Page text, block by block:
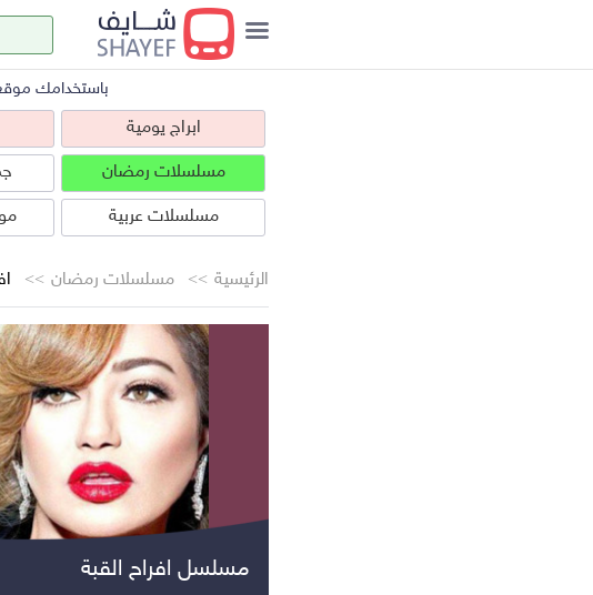
ابراج يومية
باستخدامك
ابراج يومية
مسلسلات رمضان
مسلسلات عربية
الرئيسية مسلسلات رمضان
مسلسل افراح القبة